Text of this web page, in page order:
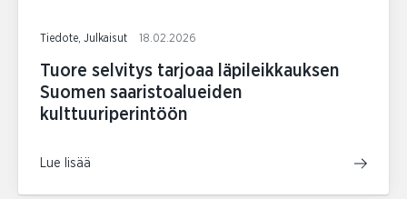
Tiedote, Julkaisut 18.02.2026
Tuore selvitys tarjoaa läpileikkauksen
Suomen saaristoalueiden
kulttuuriperintöön
Lue lisää